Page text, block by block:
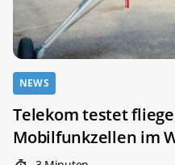
NEWS
Telekom testet
Mobilfunkzellen im